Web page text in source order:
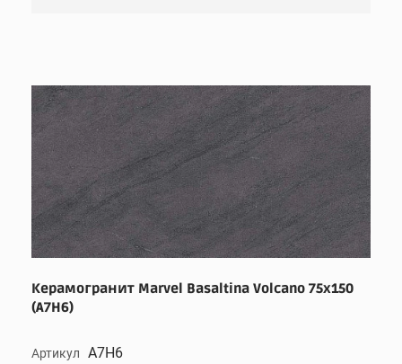
Керамогранит Marvel Basaltina Volcano 75x150
(A7H6)
Артикул A7H6